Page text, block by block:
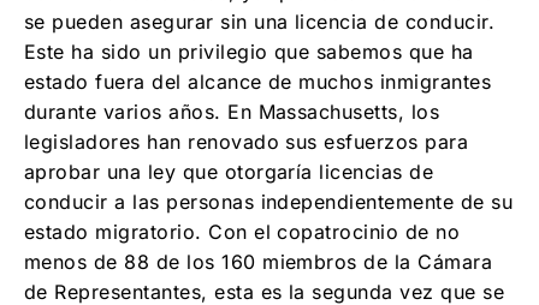
se pueden asegurar sin una licencia de conducir.
Este ha sido un privilegio que sabemos que ha
estado fuera del alcance de muchos inmigrantes
durante varios años. En Massachusetts, los
legisladores han renovado sus esfuerzos para
aprobar una ley que otorgaría licencias de
conducir a las personas independientemente de su
estado migratorio. Con el copatrocinio de no
menos de 88 de los 160 miembros de la Cámara
de Representantes, esta es la segunda vez que se